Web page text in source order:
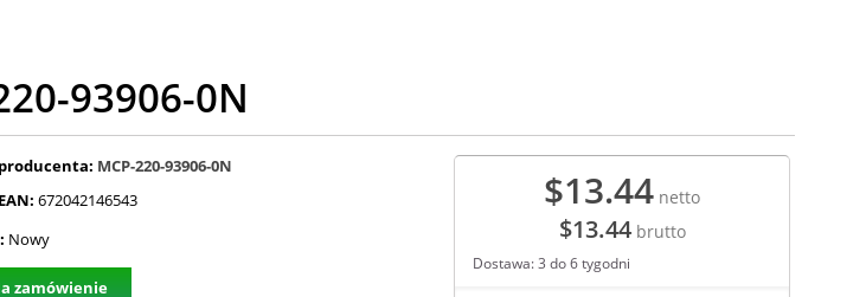
93906-0N
MCP-220-93906-0N
672042146543
Nowy
zamówienie
$13.44 netto
$13.44brutto
Dostawa: 3 do 6 tygodni